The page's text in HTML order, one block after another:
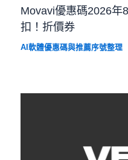
Movavi優惠碼2026年
扣！折價券
AI軟體優惠碼與推薦序號整理